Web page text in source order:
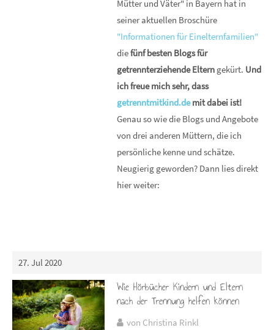
Mütter und Väter" in Bayern hat in
seiner aktuellen Broschüre
"Informationen für Einelternfamilien"
diefünf besten Blogs für
getrennterziehende Eltern gekürt. Und
ich freue mich sehr, dass
getrenntmitkind.demit dabei ist!
Genau so wie die Blogs und Angebote
von drei anderen Müttern, die ich
persönliche kenne und schätze.
Neugierig geworden? Dann lies direkt
hier weiter:
27. Jul 2020
Wie Hörbücher Kindern und Eltern
nach der Trennung helfen können
von Christina Rinkl